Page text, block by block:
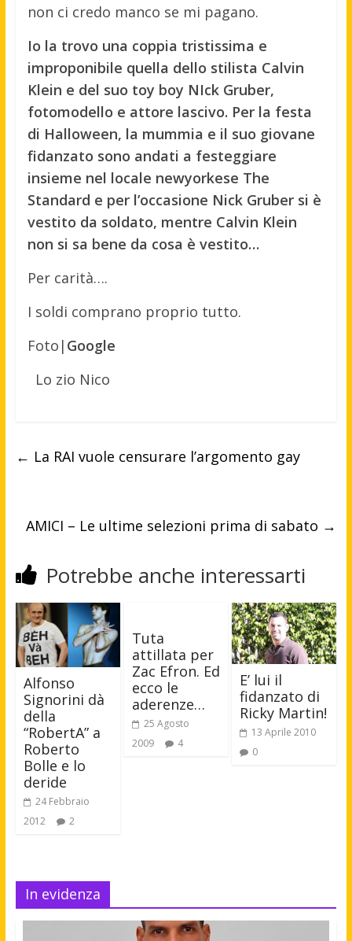
non ci credo manco se mi pagano.
Io la trovo una coppia tristissima e
improponibile quella dello stilista Calvin
Klein e del suo toy boy NIck Gruber,
fotomodello e attore lascivo. Per la festa
di Halloween, la mummia e il suo giovane
fidanzato sono andati a festeggiare
insieme nel locale newyorkese The
Standard e per l’occasione Nick Gruber si è
vestito da soldato, mentre Calvin Klein
non si sa bene da cosa è vestito…
Per carità….
I soldi comprano proprio tutto.
Foto| Google
Lo zio Nico
← La RAI vuole censurare l’argomento gay
AMICI – Le ultime selezioni prima di sabato →
Potrebbe anche interessarti
Alfonso
Signorini dà
della
“RobertA” a
Roberto
Bolle e lo
deride
24 Febbraio
2012
2
Tuta
attillata per
Zac Efron. Ed
ecco le
aderenze…
25 Agosto
2009
4
E’ lui il
fidanzato di
Ricky Martin!
13 Aprile 2010
0
In evidenza